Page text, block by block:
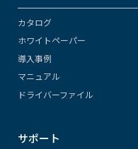
カタログ
ホワイトペーパー
導入事例
マニュアル
ドライバーファイル
サポート